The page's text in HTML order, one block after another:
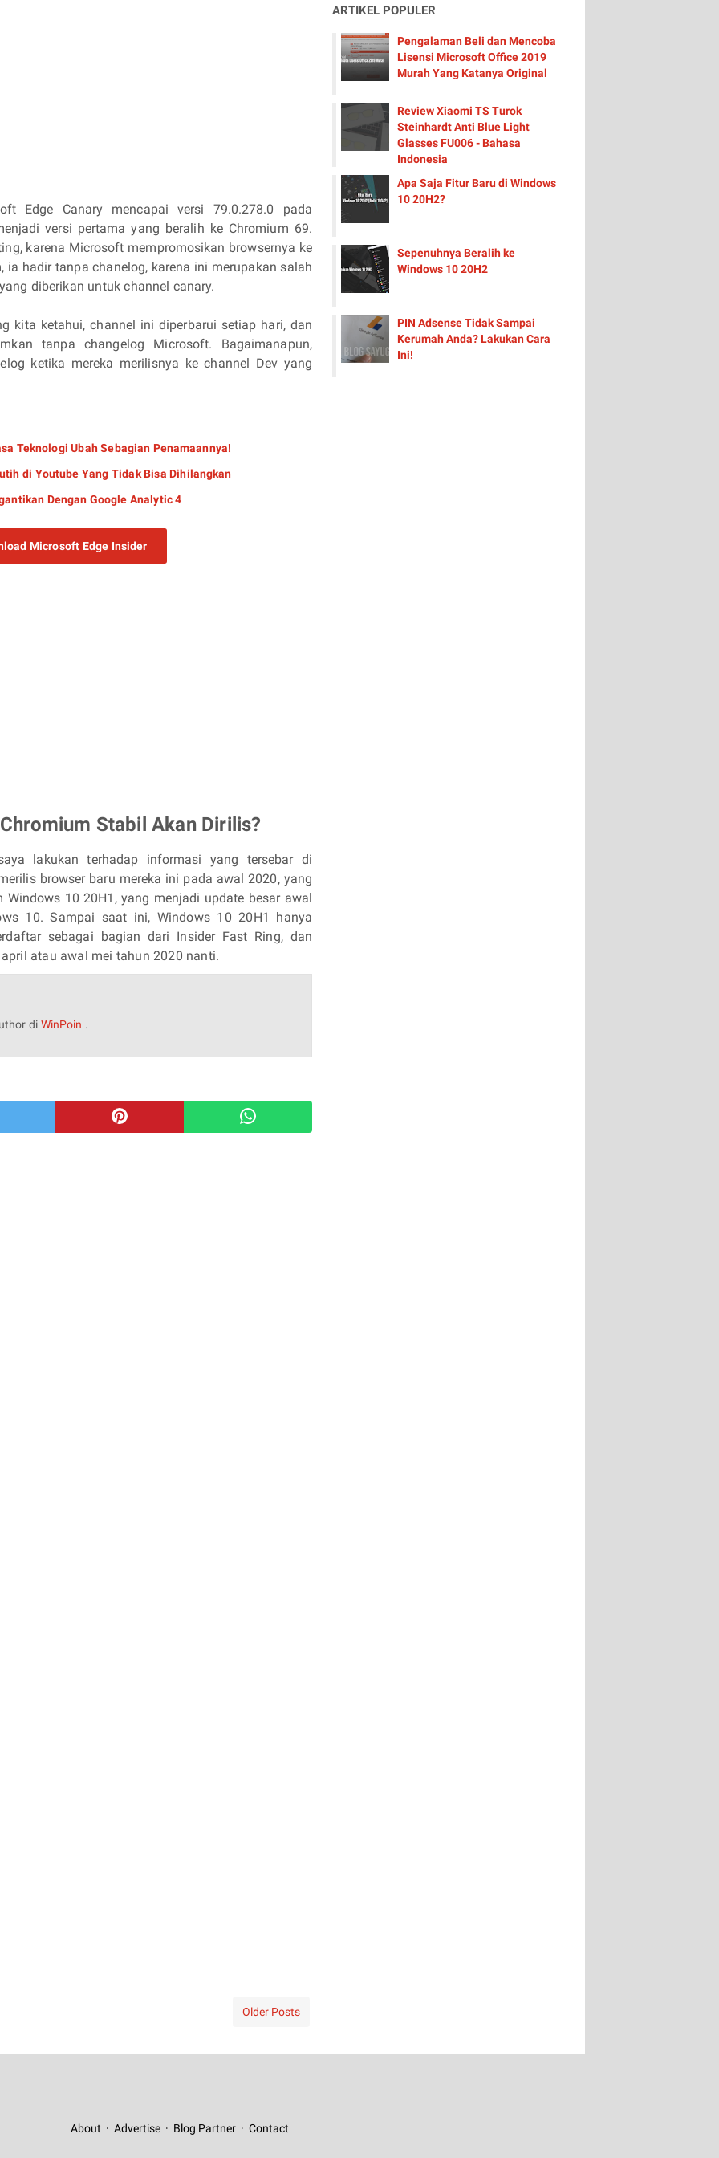
Edge Canary mencapai versi 79.0.278.0 pada
versi pertama yang beralih ke Chromium 69.
karena Microsoft mempromosikan browsernya ke
ia hadir tanpa chanelog, karena ini merupakan salah
diberikan untuk channel canary.
kita ketahui, channel ini diperbarui setiap hari, dan
tanpa changelog Microsoft. Bagaimanapun,
ketika mereka merilisnya ke channel Dev yang
Teknologi Ubah Sebagian Penamaannya!
di Youtube Yang Tidak Bisa Dihilangkan
Dengan Google Analytic 4
Microsoft Edge Insider
Stabil Akan Dirilis?
lakukan terhadap informasi yang tersebar di
browser baru mereka ini pada awal 2020, yang
10 20H1, yang menjadi update besar awal
10. Sampai saat ini, Windows 10 20H1 hanya
sebagai bagian dari Insider Fast Ring, dan
atau awal mei tahun 2020 nanti.
di WinPoin .
Older Posts
ARTIKEL POPULER
Pengalaman Beli dan Mencoba
Lisensi Microsoft Office 2019
Murah Yang Katanya Original
Review Xiaomi TS Turok
Steinhardt Anti Blue Light
Glasses FU006 - Bahasa
Indonesia
Apa Saja Fitur Baru di Windows
10 20H2?
Sepenuhnya Beralih ke
Windows 10 20H2
PIN Adsense Tidak Sampai
Kerumah Anda? Lakukan Cara
Ini!
About Advertise Blog Partner Contact